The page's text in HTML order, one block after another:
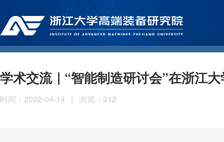
学术交流｜“智能制造研讨会”在浙江
时间：2022-04-14 | 浏览： 312